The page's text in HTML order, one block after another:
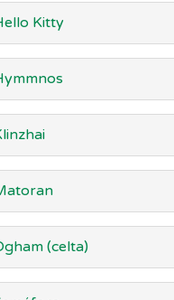
Kitty
(celta)